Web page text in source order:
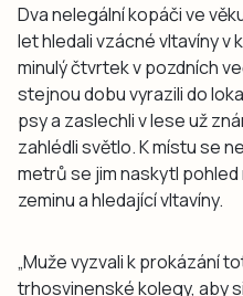
Dva nelegální kopáči ve
let hledali vzácné vltavíny
minulý čtvrtek v pozdních
stejnou dobu vyrazili do
psy a zaslechli v lese už
zahlédli světlo. K místu se
metrů se jim naskytl
zeminu a hledající vltavíny.
„Muže vyzvali k prokázání
trhosvinenské kolegy, aby